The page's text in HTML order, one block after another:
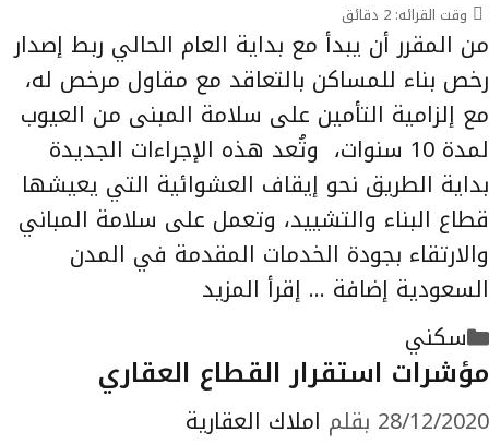
وقت القرائه: 2 دقائق
من المقرر أن يبدأ مع بداية العام الحالي ربط إصدار
رخص بناء للمساكن بالتعاقد مع مقاول مرخص له،
مع إلزامية التأمين على سلامة المبنى من العيوب
لمدة 10 سنوات، وتُعد هذه الإجراءات الجديدة
بداية الطريق نحو إيقاف العشوائية التي يعيشها
قطاع البناء والتشييد، وتعمل على سلامة المباني
والارتقاء بجودة الخدمات المقدمة في المدن
السعودية إضافة … إقرأ المزيد
التصنيفات
سكني
مؤشرات استقرار القطاع العقاري
28/12/2020 بقلم املاك العقارية